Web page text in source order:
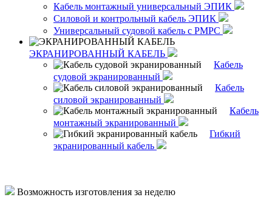
Кабель монтажный универсальный ЭПИК
Силовой и контрольный кабель ЭПИК
Универсальный судовой кабель с РМРС
ЭКРАНИРОВАННЫЙ КАБЕЛЬ
Кабель
судовой экранированный
Кабель
силовой экранированный
Кабель
монтажный экранированный
Гибкий
экранированный кабель
Возможность изготовления за неделю